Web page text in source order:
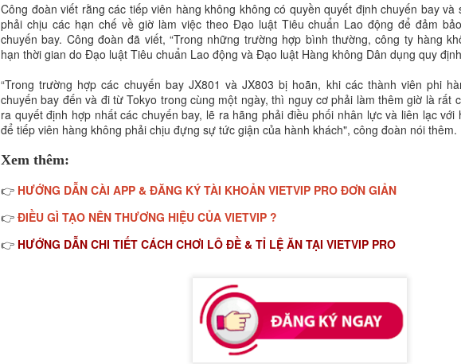
Công đoàn viết rằng các tiếp viên hàng không không có quyền quyết định chuyến bay
phải chịu các hạn chế về giờ làm việc theo Đạo luật Tiêu chuẩn Lao động để đảm
chuyến bay. Công đoàn đã viết, “Trong những trường hợp bình thường, công ty hàng
hạn thời gian do Đạo luật Tiêu chuẩn Lao động và Đạo luật Hàng không Dân dụng quy
“Trong trường hợp các chuyến bay JX801 và JX803 bị hoãn, khi các thành viên phi
chuyến bay đến và đi từ Tokyo trong cùng một ngày, thì nguy cơ phải làm thêm giờ là rất
ra quyết định hợp nhất các chuyến bay, lẽ ra hãng phải điều phối nhân lực và liên lạc
để tiếp viên hàng không phải chịu đựng sự tức giận của hành khách", công đoàn nói thêm.
Xem thêm:
👉 HƯỚNG DẪN CÀI APP & ĐĂNG KÝ TÀI KHOẢN VIETVIP PRO ĐƠN GIẢN
👉 ĐIỀU GÌ TẠO NÊN THƯƠNG HIỆU CỦA VIETVIP ?
👉 HƯỚNG DẪN CHI TIẾT CÁCH CHƠI LÔ ĐỀ & TỈ LỆ ĂN TẠI VIETVIP PRO